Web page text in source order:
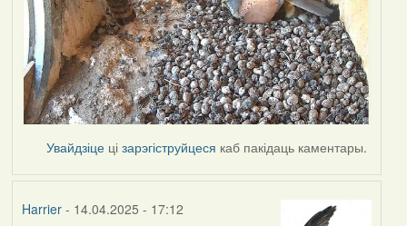
Увайдзіце цізарэгіструйцеся каб пакідаць каментары.
Harrier- 14.04.2025 - 17:12